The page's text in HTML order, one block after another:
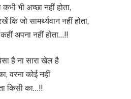
कभी भी अच्छा नहीं होता,
कि जो सामर्थ्यवान नहीं होता,
अपना नहीं होता…!!
है ना सारा खेल है
वरना कोई नहीं
किसी का…!!